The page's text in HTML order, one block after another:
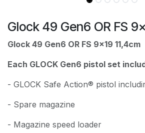
Glock 49 Gen6 OR FS
Glock 49 Gen6 OR FS 9x19 11,4cm
Each GLOCK Gen6 pistol set
- GLOCK Safe Action® pistol
- Spare magazine
- Magazine speed loader